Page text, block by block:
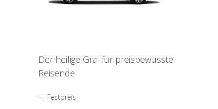
Der heilige Gral für preisbewusste
Reisende
Festpreis